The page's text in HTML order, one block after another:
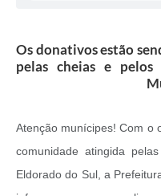
Os donativos estão
pelas cheias e
Atenção munícipes! Com o
comunidade atingida
Eldorado do Sul, a